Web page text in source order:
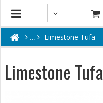
Limestone Tufa
Limestone Tufa